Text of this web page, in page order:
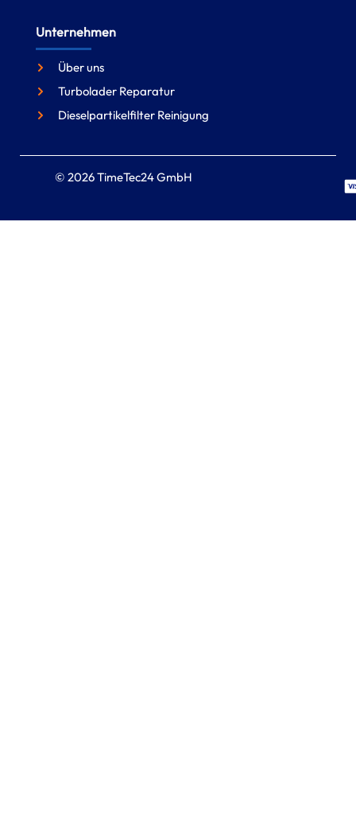
Unternehmen
Über uns
Turbolader Reparatur
Dieselpartikelfilter Reinigung
© 2026 TimeTec24 GmbH